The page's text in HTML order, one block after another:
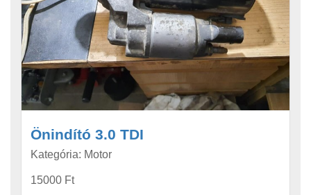
Önindító 3.0 TDI
Kategória: Motor
15000 Ft